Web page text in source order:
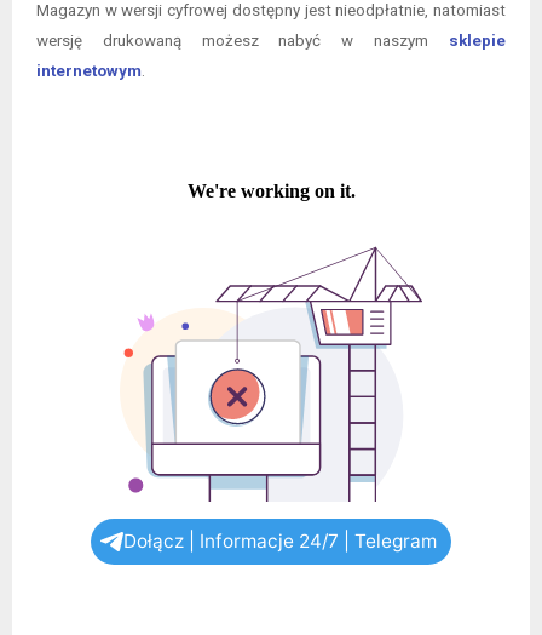
Magazyn w wersji cyfrowej dostępny jest nieodpłatnie, natomiast
wersję drukowaną możesz nabyć w naszym sklepie
internetowym.
Dołącz | Informacje 24/7 | Telegram